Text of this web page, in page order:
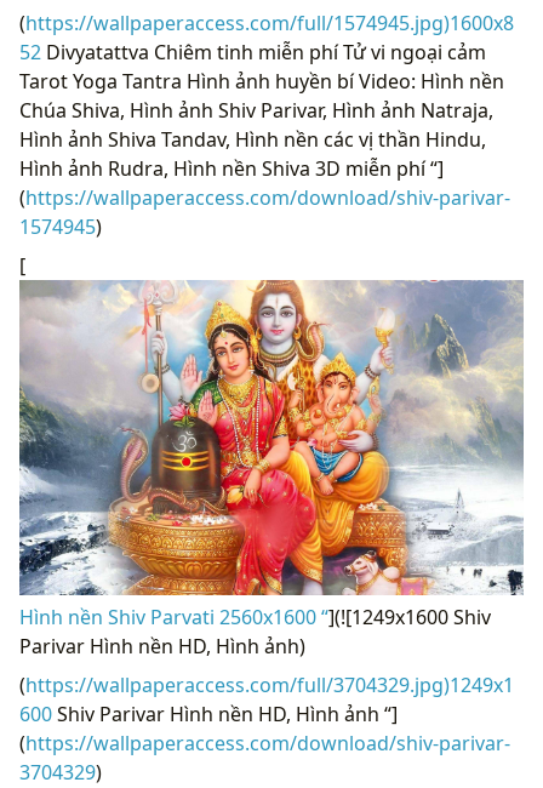
(https://wallpaperaccess.com/full/1574945.jpg)1600x8
52 Divyatattva Chiêm tinh miễn phí Tử vi ngoại cảm
Tarot Yoga Tantra Hình ảnh huyền bí Video: Hình nền
Chúa Shiva, Hình ảnh Shiv Parivar, Hình ảnh Natraja,
Hình ảnh Shiva Tandav, Hình nền các vị thần Hindu,
Hình ảnh Rudra, Hình nền Shiva 3D miễn phí “]
(https://wallpaperaccess.com/download/shiv-parivar-
1574945)
[
Hình nền Shiv Parvati 2560x1600 “](![1249x1600 Shiv
Parivar Hình nền HD, Hình ảnh)
(https://wallpaperaccess.com/full/3704329.jpg)1249x1
600Shiv Parivar Hình nền HD, Hình ảnh “]
(https://wallpaperaccess.com/download/shiv-parivar-
3704329)